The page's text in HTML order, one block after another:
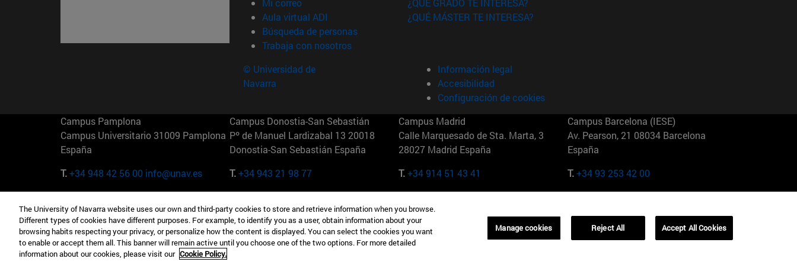
Mi correo
Aula virtual ADI (abre en nueva ventana)
Búsqueda de personas(abre en nueva ventana)
Trabaja con nosotros(abre en nueva ventana)
¿QUÉ GRADO TE INTERESA?
¿QUÉ MÁSTER TE INTERESA?
© Universidad de
Navarra
Información legal
Accesibilidad
Configuración de cookies
Campus Pamplona
Campus Universitario 31009 Pamplona
España
T.+34 948 42 56 00 info@unav.es
Campus Donostia-San Sebastián
Pº de Manuel Lardizabal 13 20018
Donostia-San Sebastián España
T.+34 943 21 98 77
Campus Madrid
Calle Marquesado de Sta. Marta, 3
28027 Madrid España
T.+34 914 51 43 41
Campus Barcelona (IESE)
Av. Pearson, 21 08034 Barcelona
España
T.+34 93 253 42 00
Camino del Cerro Águila 3 28023
Madrid España
T.+34 912 11 30 00
165 W 57th St 10019-2201 Nueva York
EE.UU
T.+1 646 346 8850
Maria-Theresia-Straße 15 81675
Múnich Alemania
T.+49 89 24209790
01321001 Bela Vista Brasil
The University of Navarra website uses our own and third-party cookies to store and retrieve information when you browse.
Different types of cookies have different purposes. For example, to identify you as a user, obtain information about your
browsing habits respecting your privacy, or personalize how the content is displayed. You can select the cookies you want
to enable or accept them all. This banner will remain active until you choose one of the two options. For more detailed
information about our cookies, please visit our Cookie Policy.
Manage cookies Reject All Accept All Cookies